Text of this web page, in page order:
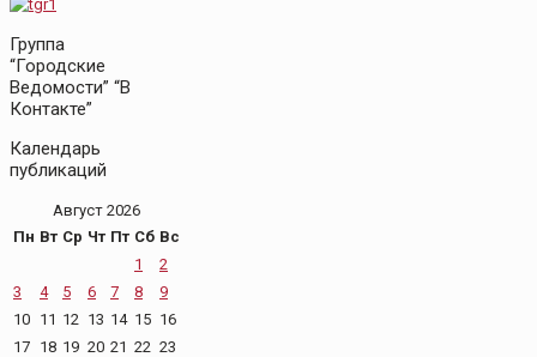
Группа
“Городские
Ведомости” “В
Контакте”
Календарь
публикаций
Август 2026
Пн Вт Ср Чт Пт Сб Вс
1
2
3
4 5 6 7 8
9
10 11 12 13 14 15 16
17 18 19 20 21 22 23